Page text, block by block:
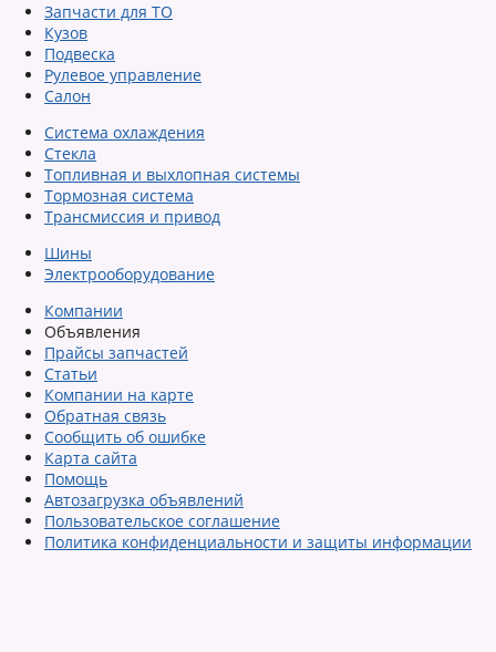
Запчасти для ТО
Кузов
Подвеска
Рулевое управление
Салон
Система охлаждения
Стекла
Топливная и выхлопная системы
Тормозная система
Трансмиссия и привод
Шины
Электрооборудование
Компании
Объявления
Прайсы запчастей
Статьи
Компании на карте
Обратная связь
Сообщить об ошибке
Карта сайта
Помощь
Автозагрузка объявлений
Пользовательское соглашение
Политика конфиденциальности и защиты информации